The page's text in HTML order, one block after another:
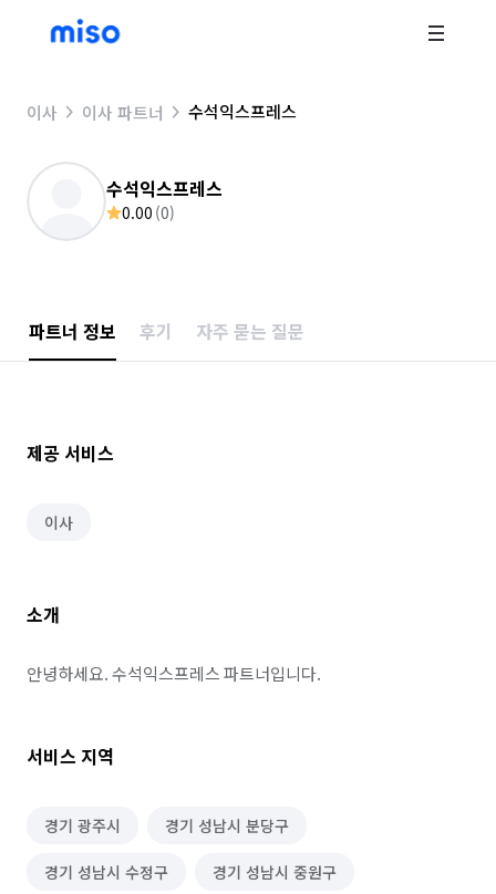
이사 이사 파트너 수석익스프레스
수석익스프레스
0.00 (0)
파트너 정보 후기 자주 묻는 질문
제공 서비스
이사
소개
안녕하세요. 수석익스프레스 파트너입니다.
서비스 지역
경기 광주시 경기 성남시 분당구
경기 성남시 수정구 경기 성남시 중원구